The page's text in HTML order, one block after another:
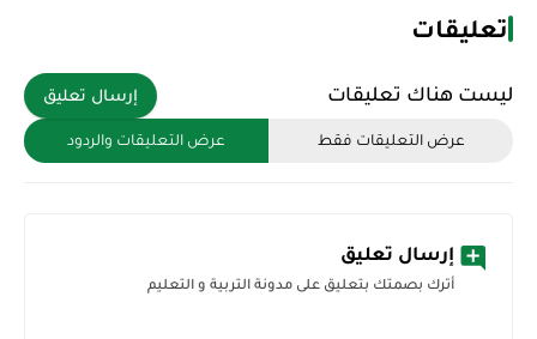
تعليقات
ليست هناك تعليقات إرسال تعليق
عرض التعليقات فقط عرض التعليقات والردود
إرسال تعليق
أترك بصمتك بتعليق على مدونة التربية و التعليم